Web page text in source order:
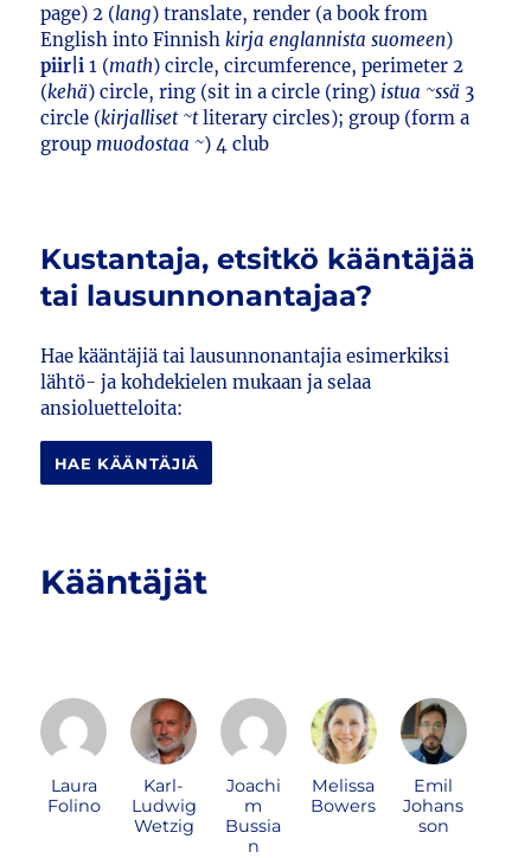
page) 2 (lang) translate, render (a book from
English into Finnishkirja englannista suomeen)
piir|i 1 (math) circle, circumference, perimeter 2
(kehä) circle, ring (sit in a circle (ring) istua ~ssä 3
circle (kirjalliset ~tliterary circles); group (form a
groupmuodostaa ~) 4 club
Kustantaja, etsitkö kääntäjää
tai lausunnonantajaa?
Hae kääntäjiä tai lausunnonantajia esimerkiksi
lähtö- ja kohdekielen mukaan ja selaa
ansioluetteloita:
HAE KÄÄNTÄJIÄ
Kääntäjät
Laura
Folino
Karl-
Ludwig
Wetzig
Joachi
m
Bussia
n
Melissa
Bowers
Emil
Johans
son